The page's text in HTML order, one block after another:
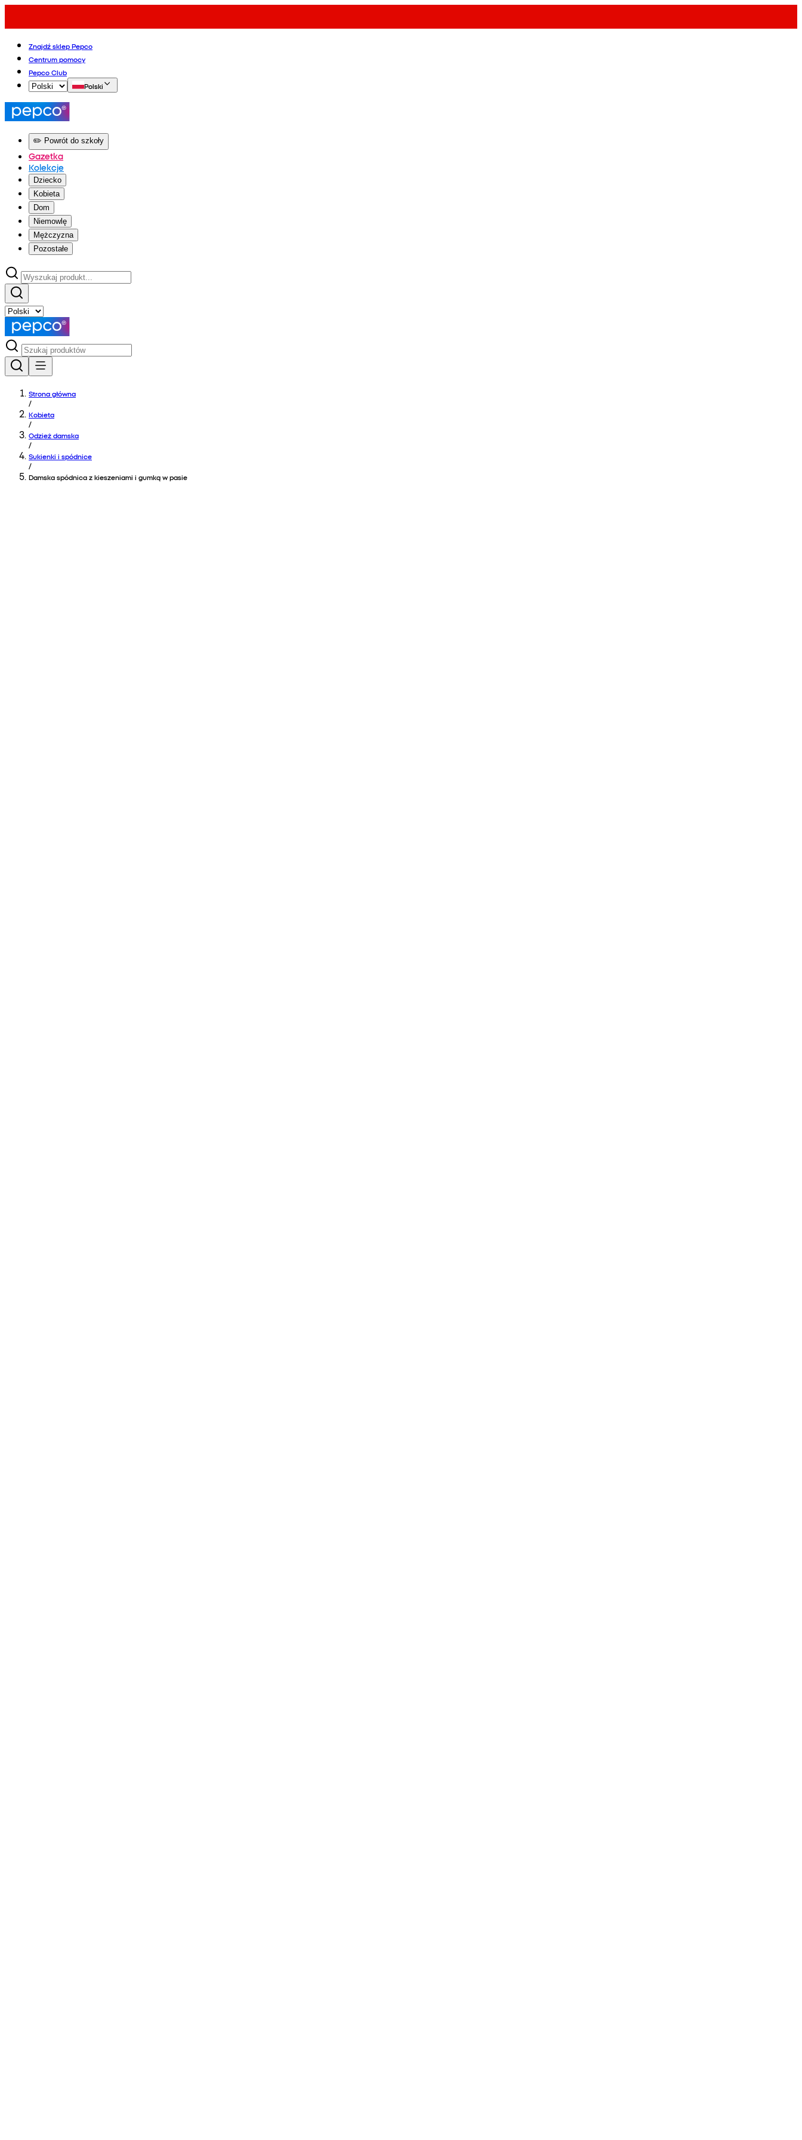
Znajdź sklep Pepco
Centrum pomocy
Pepco Club
Polski
✏️ Powrót do szkoły
Gazetka
Kolekcje
Dziecko
Kobieta
Dom
Niemowlę
Mężczyzna
Pozostałe
Strona główna
/
Kobieta
/
Odzież damska
/
Sukienki i spódnice
/
Damska spódnica z kieszeniami i gumką w pasie